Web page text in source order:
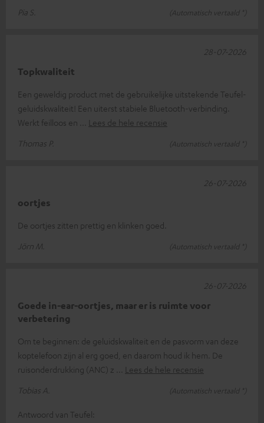
Pia S.
(Automatisch vertaald *)
Topkwaliteit
Een geweldig product met de gebruikelijke uitstekende Teufel-
geluidskwaliteit! Een uiterst stabiele Bluetooth-verbinding.
Werkt feilloos en
Lees de hele recensie
Thomas P.
(Automatisch vertaald *)
28-07-2026
oortjes
De oortjes zitten prettig en klinken goed.
Jörn M.
(Automatisch vertaald *)
26-07-2026
Goede in-ear-oortjes, maar er is ruimte voor
verbetering
Om te beginnen: de geluidskwaliteit en de pasvorm van deze
koptelefoon zijn al erg goed, en daarom houd ik hem. De
ruisonderdrukking (ANC) z
Lees de hele recensie
Tobias A.
(Automatisch vertaald *)
26-07-2026
Antwoord van Teufel: